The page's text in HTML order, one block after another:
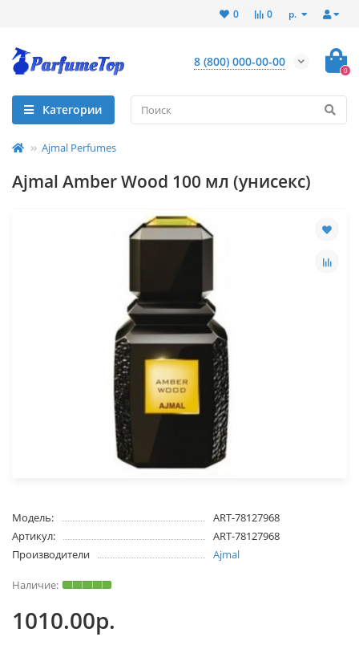
р.
0
0
8 (800) 000-00-00
0
Категории
Ajmal Perfumes
Ajmal Amber Wood 100 мл (унисекс)
Модель:
ART-78127968
Артикул:
ART-78127968
Производители
Ajmal
1010.00р.